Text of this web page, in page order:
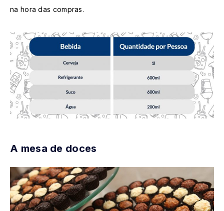
na hora das compras.
A mesa de doces